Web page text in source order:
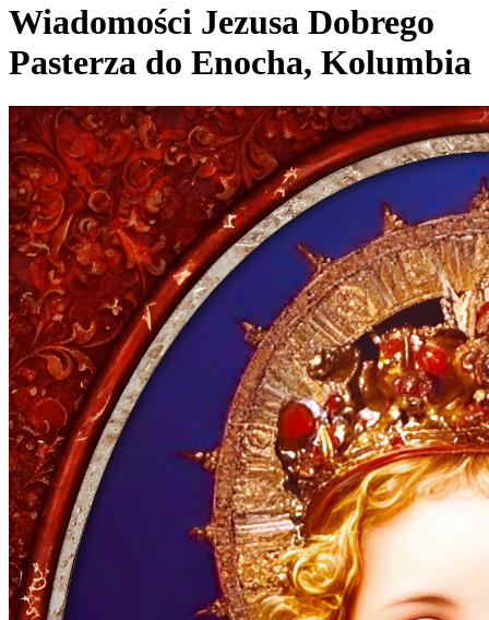
Wiadomości Jezusa Dobrego
Pasterza do Enocha, Kolumbia